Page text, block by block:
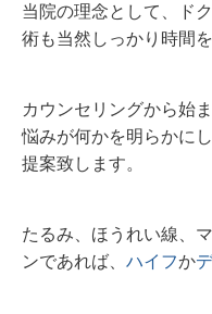
当院の理念として、ド
術も当然しっかり時間
カウンセリングから始
悩みが何かを明らかに
提案致します。
たるみ、ほうれい線、
ンであれば、 ハイフか